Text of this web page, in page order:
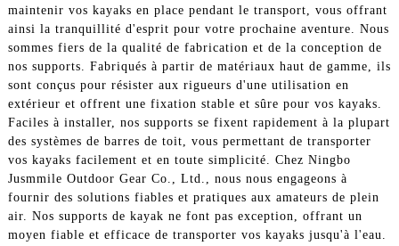
maintenir vos kayaks en place pendant le transport, vous offrant
ainsi la tranquillité d'esprit pour votre prochaine aventure. Nous
sommes fiers de la qualité de fabrication et de la conception de
nos supports. Fabriqués à partir de matériaux haut de gamme, ils
sont conçus pour résister aux rigueurs d'une utilisation en
extérieur et offrent une fixation stable et sûre pour vos kayaks.
Faciles à installer, nos supports se fixent rapidement à la plupart
des systèmes de barres de toit, vous permettant de transporter
vos kayaks facilement et en toute simplicité. Chez Ningbo
Jusmmile Outdoor Gear Co., Ltd., nous nous engageons à
fournir des solutions fiables et pratiques aux amateurs de plein
air. Nos supports de kayak ne font pas exception, offrant un
moyen fiable et efficace de transporter vos kayaks jusqu'à l'eau.